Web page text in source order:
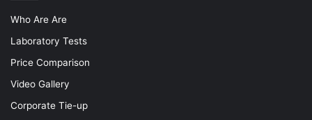
Who Are Are
Laboratory Tests
Price Comparison
Video Gallery
Corporate Tie-up